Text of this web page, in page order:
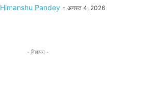
Himanshu Pandey - अगस्त 4, 2026
- विज्ञापन -